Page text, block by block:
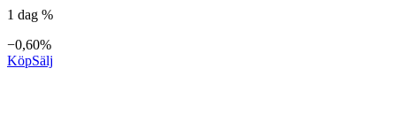
1 dag %
−0,60%
KöpSälj